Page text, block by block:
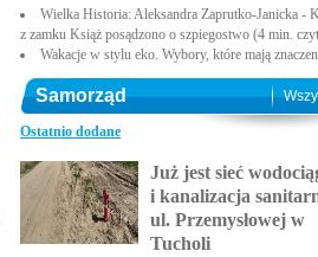
Wielka Historia: Aleksandra Zaprutko-Janicka -
z zamku Książ posądzono o szpiegostwo (4 min.
Wakacje w stylu eko. Wybory, które mają
Samorząd
Ostatnio dodane
Już jest sieć
i kanalizacja
ul. Przemysłowej w
Tucholi